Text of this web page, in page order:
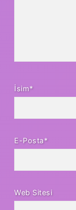
İsim*
E-Posta*
Web Sitesi